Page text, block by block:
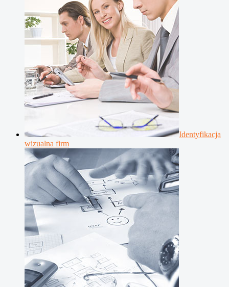
Identyfikacja
wizualna firm